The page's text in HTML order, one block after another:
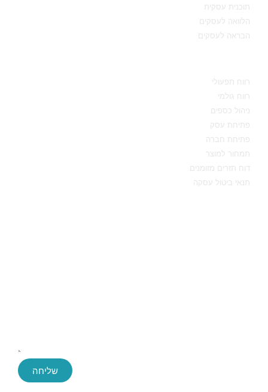
תוכנית עסקית
הלוואה לעסקים
הבראה לעסקים
רווח תפעולי
רווח גולמי
ניהול כספים
פתיחת עסק
פתיחת חברה
תמחור למוצר
דוח תזרים מזומנים
תנאי ביטול עסקה
שליחה